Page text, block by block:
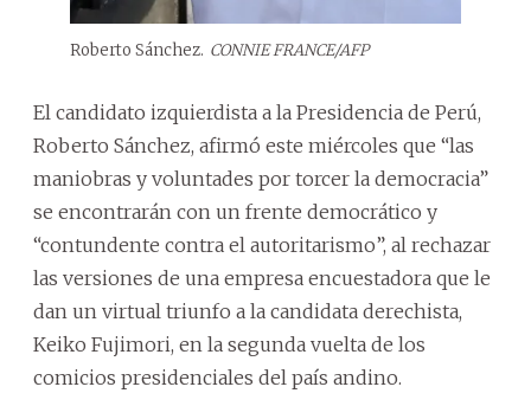
Roberto Sánchez. CONNIE FRANCE/AFP
El candidato izquierdista a la Presidencia de Perú,
Roberto Sánchez, afirmó este miércoles que “las
maniobras y voluntades por torcer la democracia”
se encontrarán con un frente democrático y
“contundente contra el autoritarismo”, al rechazar
las versiones de una empresa encuestadora que le
dan un virtual triunfo a la candidata derechista,
Keiko Fujimori, en la segunda vuelta de los
comicios presidenciales del país andino.